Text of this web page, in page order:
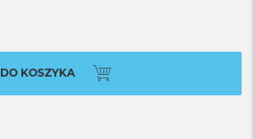
DO KOSZYKA